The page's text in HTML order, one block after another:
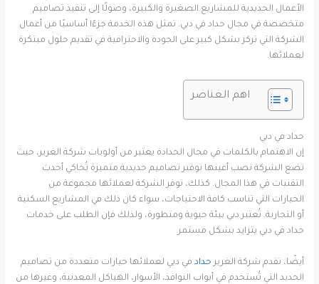
الأعمال الحديدية للمشاريع الصغيرة والكبيرة، وصولًا إلى تنفيذ تصاميم
متخصصة في مجال حداد في دبي. تمثل هذه الخدمة جزءًا أساسيًا من أعمال
الشركة التي تركز بشكل كبير على الجودة والاحترافية في تقديم حلول مبتكرة
لعملائها.
اهم العناصر
حداد في دبي
إن الاهتمام بالكلمات في مجال الحدادة يعتبر من أولويات شركة الغرير، حيث
تضع الشركة نصب أعينها توفير تصاميم حديدية متميزة تُحاكي أحدث
التقنيات في هذا المجال. كذلك، توفر الشركة لعملائها مجموعة من
الخيارات التي تناسب كافة الاحتياجات، سواء كان ذلك في المشاريع السكنية
أو التجارية. تُعتبر دبي بيئة حيوية ومتطورة، ولذلك فإن الطلب على خدمات
حداد في دبي يتزايد بشكل مستمر.
أيضًا، تقدم شركة الغرير حداد في دبي لعملائها خيارات متعددة من تصاميم
الحديد التي تُستخدم في أبواب النوافذ، الأسوار، الهياكل المعدنية، وغيرها من